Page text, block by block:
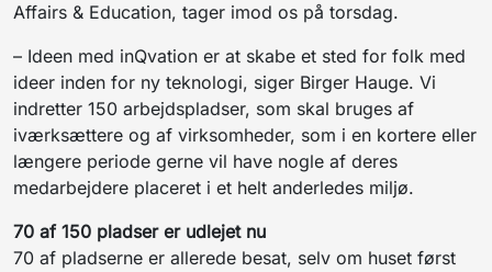
Affairs & Education, tager imod os på torsdag.
– Ideen med inQvation er at skabe et sted for folk med
ideer inden for ny teknologi, siger Birger Hauge. Vi
indretter 150 arbejdspladser, som skal bruges af
iværksættere og af virksomheder, som i en kortere eller
længere periode gerne vil have nogle af deres
medarbejdere placeret i et helt anderledes miljø.
70 af 150 pladser er udlejet nu
70 af pladserne er allerede besat, selv om huset først